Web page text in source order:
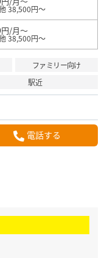
38,500円～
円/月～
38,500円～
ファミリー向け
駅近
電話する